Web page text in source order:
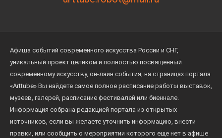
Афиша событий современного искусства России и СНГ,
уникальный проект целиком и полностью посвященный
современному искусству, он-лайн события, на страницах портала
«Arttube» Вы найдете самое полное расписание работы выставок,
музеев, галерей, расписание фестивалей или биеннале.
Информация собрана редакцией портала из открытых
источников, если вы желаете уточнить информацию, внести
правки, или сообщить о мероприятии которого еще нет в афише